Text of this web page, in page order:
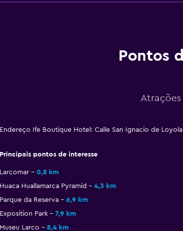
Pontos
Endereço Ife Boutique Hotel: Calle San Ignacio de Loyola
Principais pontos de interesse
Larcomar 0,8 km
Huaca Huallamarca Pyramid
4,3 km
Parque da Reserva
6,9 km
Exposition Park
7,9 km
Museu Larco
8,4 km